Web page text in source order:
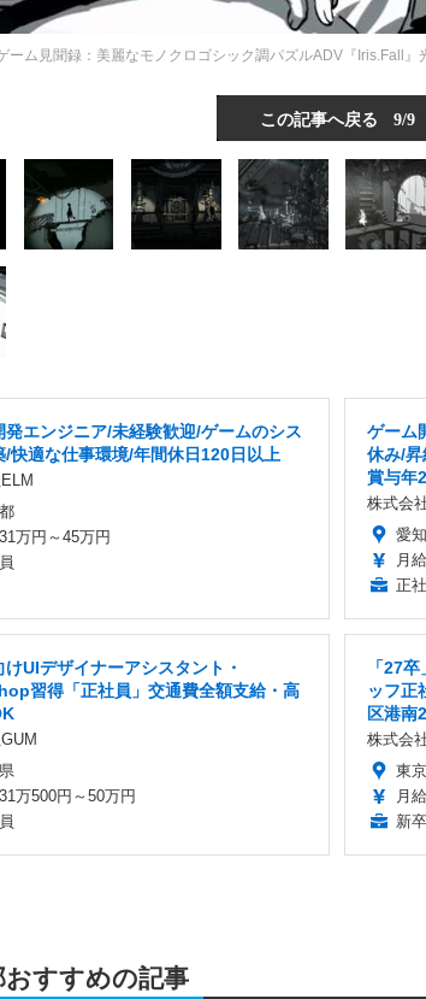
ーム見聞録：美麗なモノクロゴシック調パズルADV『Iris.Fall
この記事へ戻る 9/9
発エンジニア/未経験歓迎/ゲームのシス
/快適な仕事環境/年間休日120日以上
万円～45万円
ゲーム
休み/昇
賞与年
株式会
愛
月
正
けUIデザイナーアシスタント・
習得「正社員」交通費全額支給・高
万500円～50万円
「27
ッフ正
区港南
株式会
東
月
新
おすすめの記事